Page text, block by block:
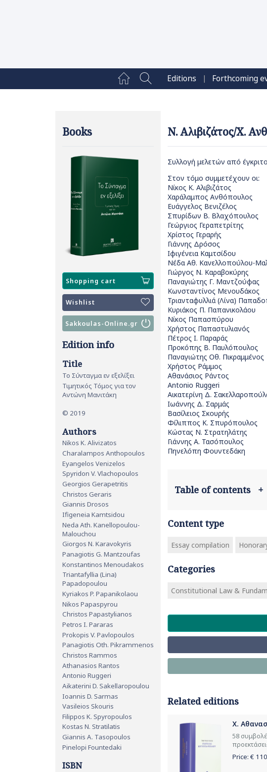
Editions | Forthcoming
Books
Shopping cart
Wishlist
Sakkoulas-Online.gr
Edition info
Title
Το Σύνταγμα εν εξελίξει
Τιμητικός Τόμος για τον
Αντώνη Μανιτάκη
© 2019
Authors
Nikos K. Alivizatos
Charalampos Anthopoulos
Eyangelos Venizelos
Spyridon V. Vlachopoulos
Georgios Gerapetritis
Christos Geraris
Giannis Drosos
Ifigeneia Kamtsidou
Neda Ath. Kanellopoulou-
Malouchou
Giorgos N. Karavokyris
Panagiotis G. Mantzoufas
Konstantinos Menoudakos
Triantafyllia (Lina)
Papadopoulou
Kyriakos P. Papanikolaou
Nikos Papaspyrou
Christos Papastylianos
Petros I. Pararas
Prokopis V. Pavlopoulos
Panagiotis Oth. Pikrammenos
Christos Rammos
Athanasios Rantos
Antonio Ruggeri
Aikaterini D. Sakellaropoulou
Ioannis D. Sarmas
Vasileios Skouris
Filippos K. Spyropoulos
Kostas N. Stratilatis
Giannis A. Tasopoulos
Pinelopi Fountedaki
ISBN
Ν. Αλιβιζάτος/Χ.
Συλλογή μελετών από
Στον τόμο συμμετέχουν οι:
Νίκος Κ. Αλιβιζάτος
Χαράλαμπος Ανθόπουλος
Ευάγγελος Βενιζέλος
Σπυρίδων Β. Βλαχόπουλος
Γεώργιος Γεραπετρίτης
Χρίστος Γεραρής
Γιάννης Δρόσος
Ιφιγένεια Καμτσίδου
Νέδα Αθ. Κανελλοπούλου-
Γιώργος Ν. Καραβοκύρης
Παναγιώτης Γ. Μαντζούφας
Κωνσταντίνος Μενουδάκος
Τριανταφυλλιά (Λίνα)
Κυριάκος Π. Παπανικολάου
Νίκος Παπασπύρου
Χρήστος Παπαστυλιανός
Πέτρος Ι. Παραράς
Προκόπης Β. Παυλόπουλος
Παναγιώτης Οθ. Πικραμμένος
Χρήστος Ράμμος
Αθανάσιος Ράντος
Antonio Ruggeri
Αικατερίνη Δ.
Ιωάννης Δ. Σαρμάς
Βασίλειος Σκουρής
Φίλιππος Κ. Σπυρόπουλος
Κώστας Ν. Στρατηλάτης
Γιάννης Α. Τασόπουλος
Πηνελόπη Φουντεδάκη
Table of contents +
Content type
Essay compilation
Categories
Constitutional Law &
Related editions
Χ.
58
Price: €